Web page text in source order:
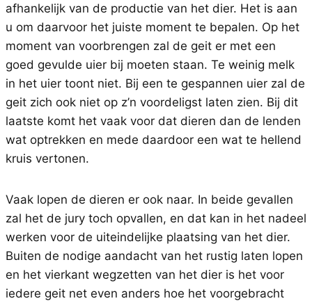
afhankelijk van de productie van het dier. Het is aan
u om daarvoor het juiste moment te bepalen. Op het
moment van voorbrengen zal de geit er met een
goed gevulde uier bij moeten staan. Te weinig melk
in het uier toont niet. Bij een te gespannen uier zal de
geit zich ook niet op z’n voordeligst laten zien. Bij dit
laatste komt het vaak voor dat dieren dan de lenden
wat optrekken en mede daardoor een wat te hellend
kruis vertonen.
Vaak lopen de dieren er ook naar. In beide gevallen
zal het de jury toch opvallen, en dat kan in het nadeel
werken voor de uiteindelijke plaatsing van het dier.
Buiten de nodige aandacht van het rustig laten lopen
en het vierkant wegzetten van het dier is het voor
iedere geit net even anders hoe het voorgebracht